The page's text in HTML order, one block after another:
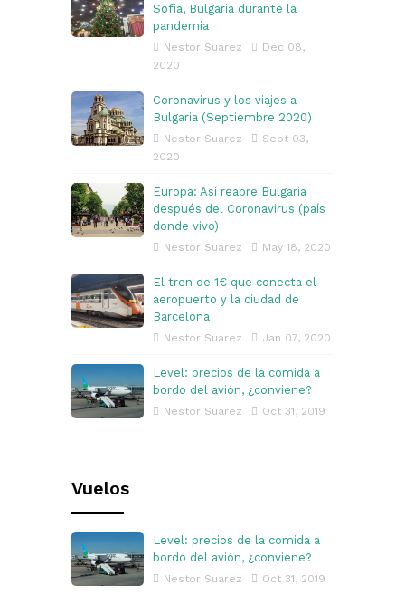
Sofia, Bulgaria durante la
pandemia
Nestor Suarez
Dec 08,
2020
Coronavirus y los viajes a
Bulgaria (Septiembre 2020)
Nestor Suarez
Sept 03,
2020
Europa: Así reabre Bulgaria
después del Coronavirus (país
donde vivo)
Nestor Suarez May 18, 2020
El tren de 1€ que conecta el
aeropuerto y la ciudad de
Barcelona
Nestor Suarez Jan 07, 2020
Level: precios de la comida a
bordo del avión, ¿conviene?
Nestor Suarez Oct 31, 2019
Vuelos
Level: precios de la comida a
bordo del avión, ¿conviene?
Nestor Suarez Oct 31, 2019